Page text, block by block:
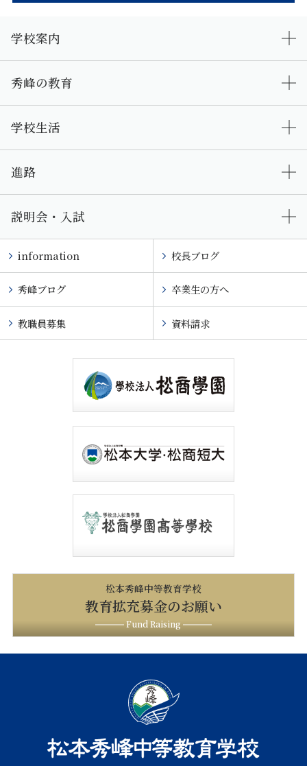
学校案内
秀峰の教育
学校生活
進路
説明会・入試
information 校長ブログ
秀峰ブログ 卒業生の方へ
教職員募集 資料請求
松本秀峰中等教育学校
教育拡充募金のお願い
Fund Raising